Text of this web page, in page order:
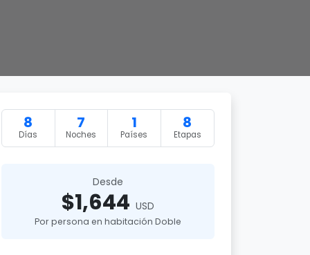
8
Días
7
Noches
1
Países
8
Etapas
Desde
$1,644 USD
Por persona en habitación Doble